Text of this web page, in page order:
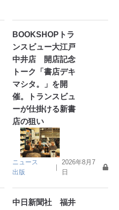
BOOKSHOPトラ
ンスビュー大江戸
中井店 開店記念
トーク「書店デキ
マシタ。」を開
催。トランスビュ
ーが仕掛ける新書
店の狙い
ニュース
出版
｜
2026年8月7
日
中日新聞社 福井